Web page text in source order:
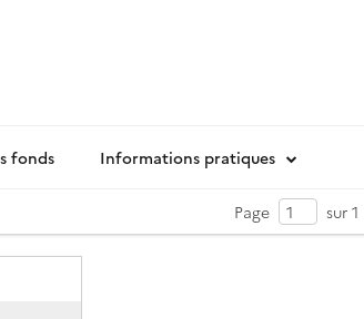
fonds Informations pratiques
Page sur 1